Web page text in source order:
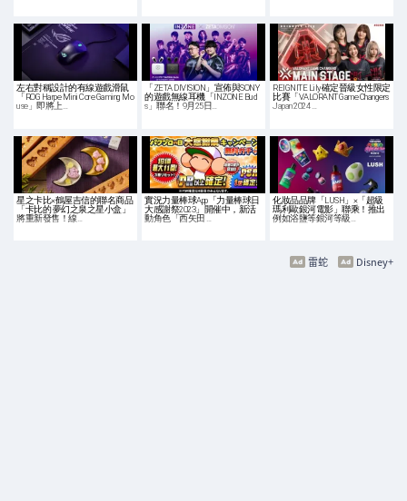
左右對稱設計的有線遊戲滑鼠
「ROG Harpe Mini Core Gaming Mo
use」即將上…
「ZETA DIVISION」宣佈與SONY
的遊戲無線耳機「INZONE Bud
s」聯名！9月25日…
REIGNITE Lily確定晉級女性限定
比賽「VALORANT Game Changers
Japan 2024 …
星之卡比×鶴屋吉信的聯名商品
「卡比的 夢幻之泉之星小盒」
將重新發售！線…
實況力量棒球App「力量棒球日
大感謝祭2023」開催中，新活
動角色「西矢田 …
化妝品品牌「LUSH」×「超級
瑪利歐銀河電影」聯乘！推出
例如浴鹽等銀河等級…
Disney+
雷蛇